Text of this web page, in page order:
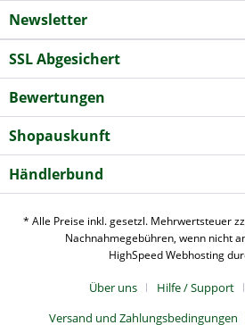
Newsletter
SSL Abgesichert
Bewertungen
Shopauskunft
Händlerbund
* Alle Preise inkl. gesetzl. Mehrwertsteuer
Nachnahmegebühren, wenn nicht
HighSpeed Webhosting
Über uns Hilfe / Support
Versand und Zahlungsbedingungen